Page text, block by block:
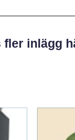
fler inlägg